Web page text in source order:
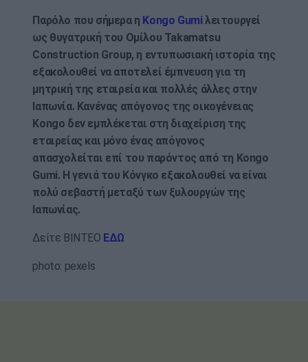
Παρόλο που σήμερα η Kongo Gumi λειτουργεί
ως θυγατρική του Ομίλου Takamatsu
Construction Group, η εντυπωσιακή ιστορία της
εξακολουθεί να αποτελεί έμπνευση για τη
μητρική της εταιρεία και πολλές άλλες στην
Ιαπωνία. Κανένας απόγονος της οικογένειας
Kongo δεν εμπλέκεται στη διαχείριση της
εταιρείας και μόνο ένας απόγονος
απασχολείται επί του παρόντος από τη Kongo
Gumi. Η γενιά του Κόνγκο εξακολουθεί να είναι
πολύ σεβαστή μεταξύ των ξυλουργών της
Ιαπωνίας.
Δείτε ΒΙΝΤΕΟ ΕΔΩ
photo: pexels